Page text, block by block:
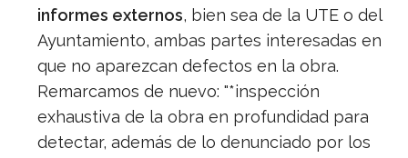
informes externos, bien sea de la UTE o del
Ayuntamiento, ambas partes interesadas en
que no aparezcan defectos en la obra.
Remarcamos de nuevo: "*inspección
exhaustiva de la obra en profundidad para
detectar, además de lo denunciado por los